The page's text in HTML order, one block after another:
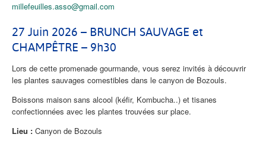
millefeuilles.asso@gmail.com
27 Juin 2026 – BRUNCH SAUVAGE et
CHAMPÊTRE – 9h30
Lors de cette promenade gourmande, vous serez invités à découvrir
les plantes sauvages comestibles dans le canyon de Bozouls.
Boissons maison sans alcool (kéfir, Kombucha..) et tisanes
confectionnées avec les plantes trouvées sur place.
Lieu : Canyon de Bozouls